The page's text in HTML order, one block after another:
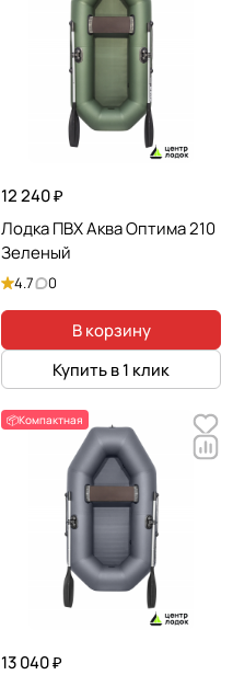
12 240 ₽
Лодка ПВХ Аква Оптима 210
Зеленый
4.7 0
В корзину
Купить в 1 клик
📦Компактная
13 040 ₽